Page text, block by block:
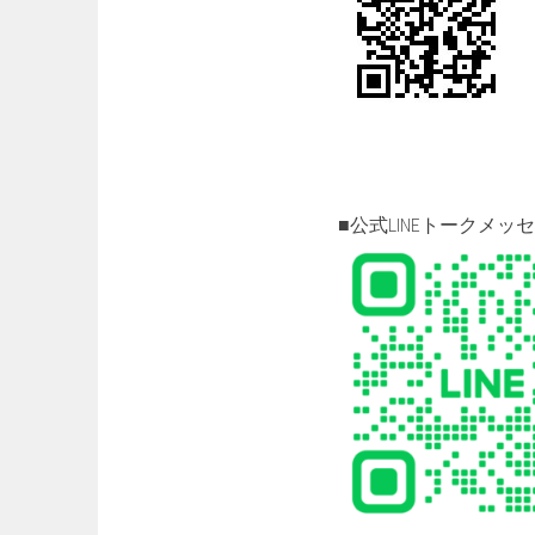
■公式LINEトークメッ